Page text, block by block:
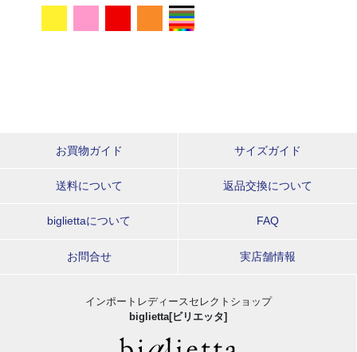
お買物ガイド サイズガイド
送料について 返品交換について
bigliettaについて FAQ
お問合せ 実店舗情報
インポートレディースセレクトショップ
biglietta[ビリエッタ]